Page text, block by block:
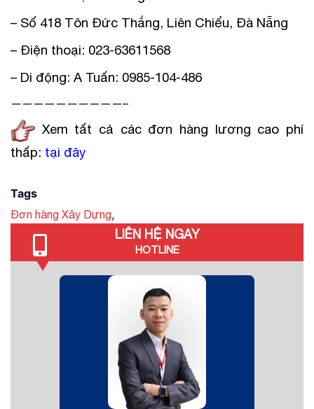
– Số 418 Tôn Đức Thắng, Liên Chiểu, Đà Nẵng
– Điện thoại: 023-63611568
– Di động: A Tuấn: 0985-104-486
——————————–
Xem tất cả các đơn hàng lương cao phí
thấp: tại đây
Tags
Đơn hàng Xây Dựng,
LIÊN HỆ NGAY
HOTLINE